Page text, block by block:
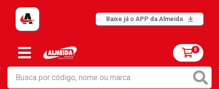
Baixe já o APP da Almeida
0